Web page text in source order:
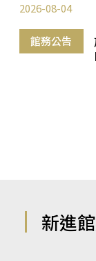
館務公告
2026-08-04
新進